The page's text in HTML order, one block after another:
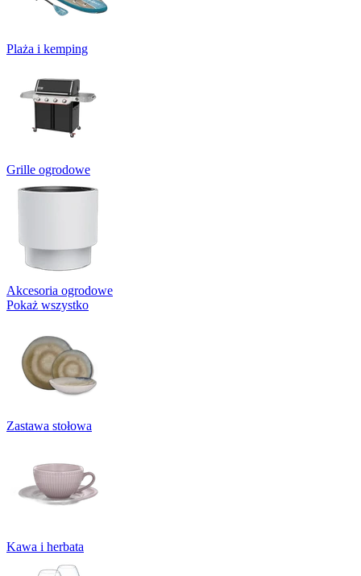
Plaża i kemping
Grille ogrodowe
Akcesoria ogrodowe
Pokaż wszystko
Zastawa stołowa
Kawa i herbata